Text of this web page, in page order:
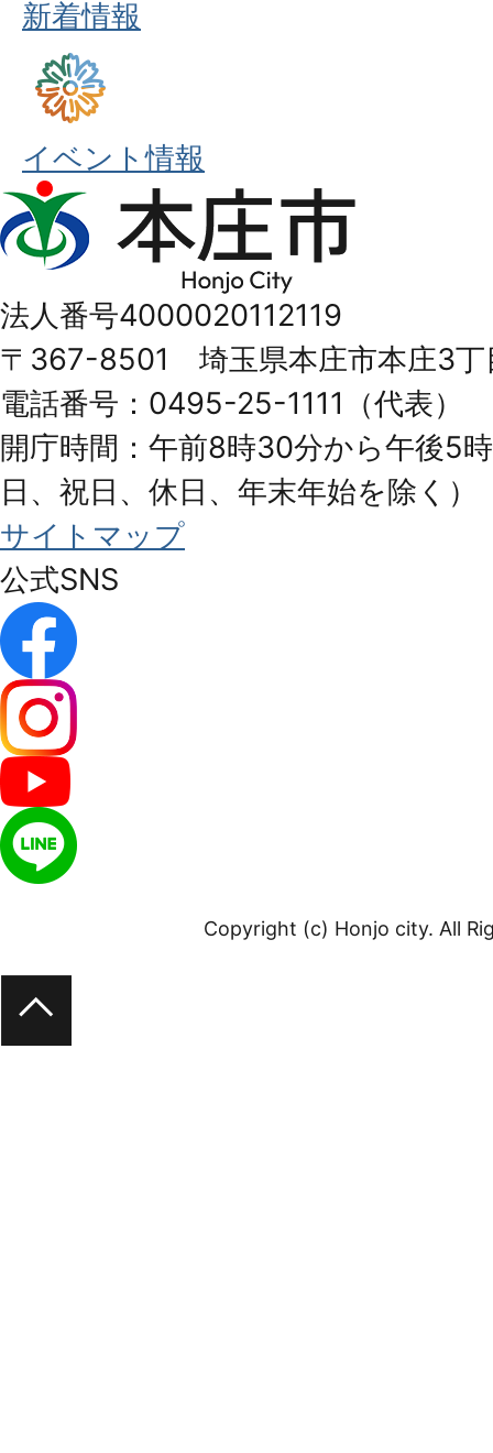
新着情報
イベント情報
本
庄
Honjo
City
法人番号4000020112119
〒367-8501 埼玉県本庄市本庄3丁
電話番号：0495-25-1111（代表）
開庁時間：午前8時30分から午後5
日、祝日、休日、年末年始を除く）
サイトマップ
公式SNS
Copyright (c) Honjo city. All